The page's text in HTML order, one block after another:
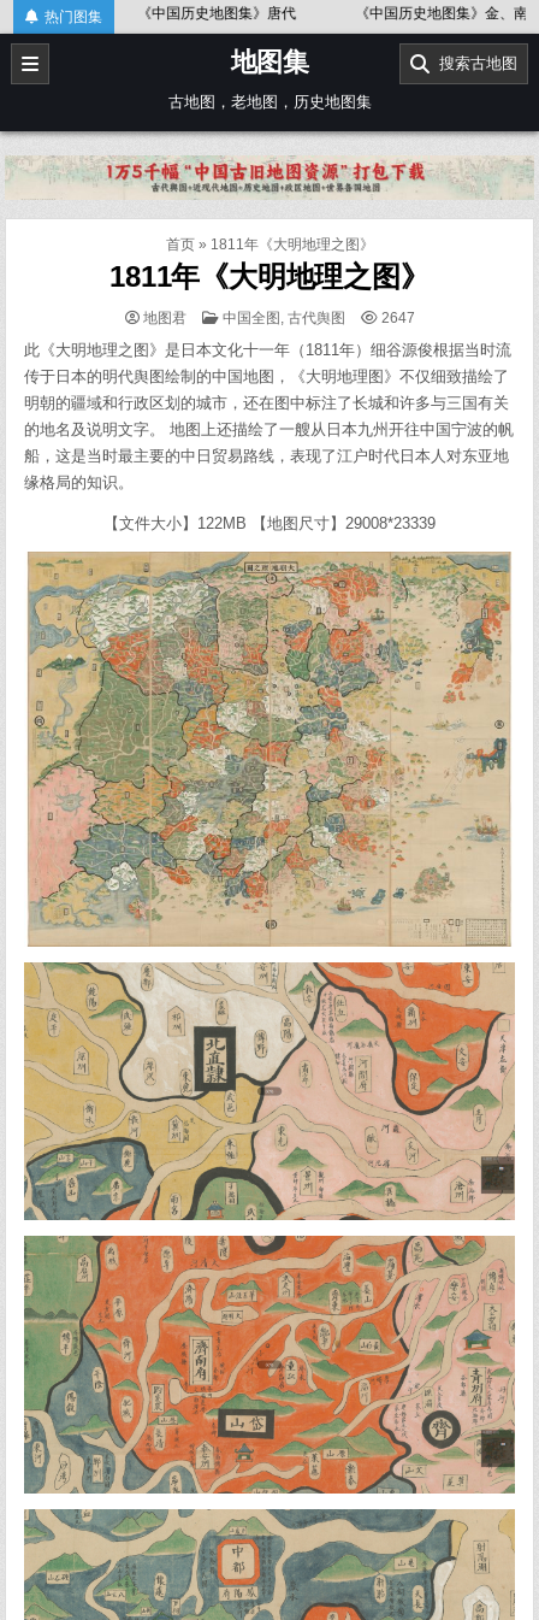
Skip
to
content
热门图集
《中国历史地图集》唐代 《中国历史地图集》金、南宋 《中国历
地图集
古地图，老地图，历史地图集
搜索古地图
首页» 1811年《大明地理之图》
1811年《大明地理之图》
地图君
POSTED
中国全图 , 古代舆图 2647
此《大明地理之图》是日本文化十一年（1811年）细谷源俊根据当时流
传于日本的明代舆图绘制的中国地图，《大明地理图》不仅细致描绘了
明朝的疆域和行政区划的城市，还在图中标注了长城和许多与三国有关
的地名及说明文字。 地图上还描绘了一艘从日本九州开往中国宁波的帆
船，这是当时最主要的中日贸易路线，表现了江户时代日本人对东亚地
缘格局的知识。
【文件大小】122MB 【地图尺寸】29008*23339